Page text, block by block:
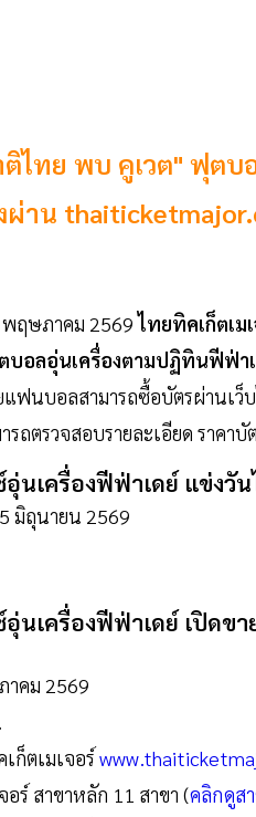
ไทย พบ คูเวต" ฟุตบ
าน
พฤษภาคม 2569ไทยทิคเก็ตเม
บอลอุ่นเครื่องตามปฏิทินฟีฟ่า
ฟนบอลสามารถซื้อบัตรผ่านเว็
ถตรวจสอบรายละเอียด ราค
เครื่องฟีฟ่าเดย์ แข่งวัน
มิถุนายน 2569
นเครื่องฟีฟ่าเดย์ เปิดข
าคม 2569
ก็ตเมเจอร์
ร์ สาขาหลัก 11 สาขา (คลิกดูส